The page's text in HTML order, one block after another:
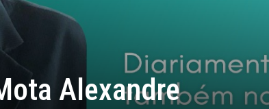
Alexandre